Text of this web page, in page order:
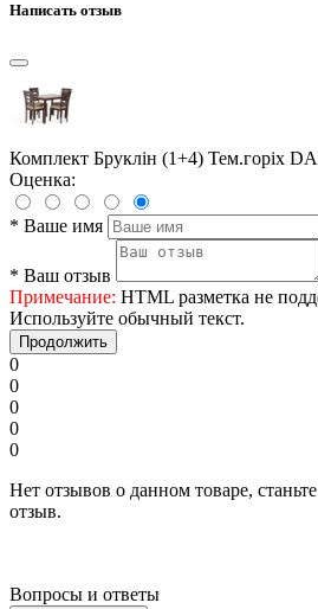
Написать отзыв
Комплект Бруклін (1+4) Тем.горіх
Оценка:
* Ваше имя
* Ваш отзыв
Примечание: HTML разметка не
Используйте обычный текст.
Продолжить
0
0
0
0
0
Нет отзывов о данном товаре,
отзыв.
Вопросы и ответы